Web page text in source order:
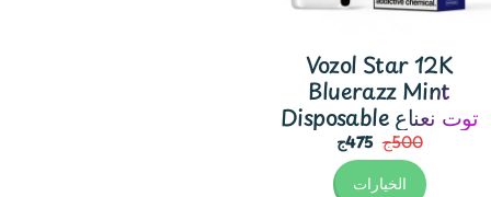
Vozol Star 12K
Bluerazz Mint
Disposable توت نعناع
500ج
475ج
الخيارات